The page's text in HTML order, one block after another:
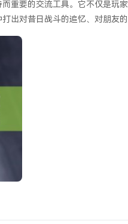
重要的交流工具。它不仅是玩
出对昔日战斗的追忆、对朋友